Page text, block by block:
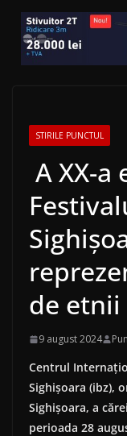
STIRILE PUNCTUL
A XX-a
de etnii
9 august 2024
Centrul
Sighişoara (ibz),
Sighişoara, a
perioada 28